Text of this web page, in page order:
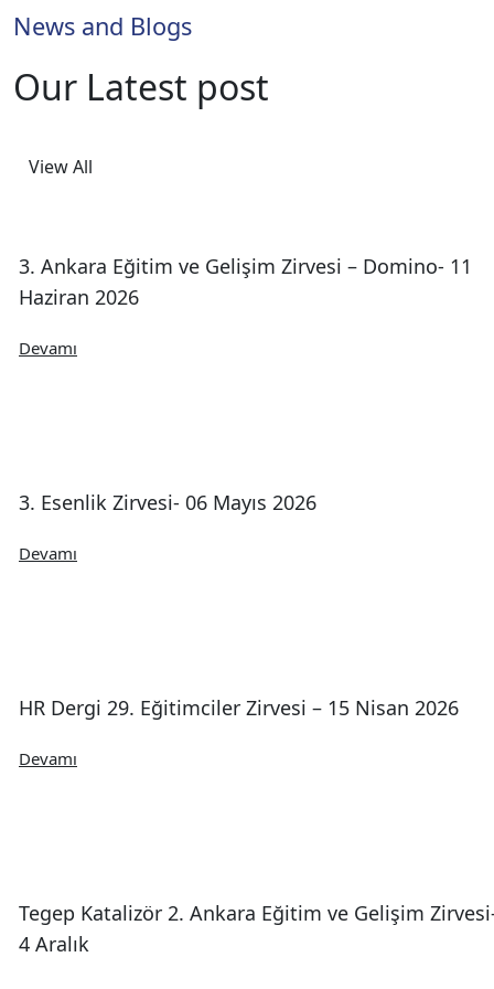
News and Blogs
Our Latest post
View All
3. Ankara Eğitim ve Gelişim Zirvesi – Domino- 11
Haziran 2026
Devamı
3. Esenlik Zirvesi- 06 Mayıs 2026
Devamı
HR Dergi 29. Eğitimciler Zirvesi – 15 Nisan 2026
Devamı
Tegep Katalizör 2. Ankara Eğitim ve Gelişim
4 Aralık